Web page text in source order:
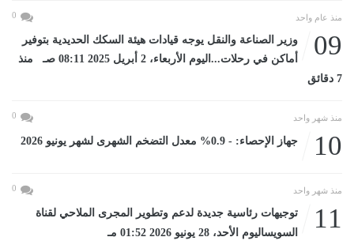
منذ عام واحد 0
09
وزير الصناعة والنقل يوجه قيادات هيئة السكك الحديدية بتوفير
أماكن في رحلات...اليوم الأربعاء، 2 أبريل 2025 08:11 صـ منذ
7 دقائق
منذ شهر واحد 0
10 جهاز الإحصاء: - 0.9% معدل التضخم الشهرى لشهر يونيو 2026
منذ شهر واحد 0
11
توجيهات رئاسية جديدة لدعم وتطوير المجرى الملاحي لقناة
السويساليوم الأحد، 28 يونيو 2026 01:52 مـ